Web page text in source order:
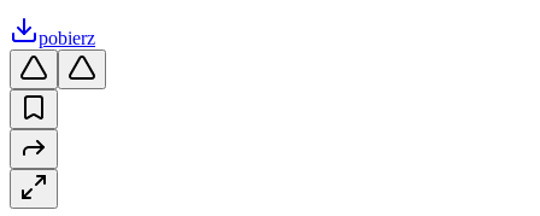
pobierz